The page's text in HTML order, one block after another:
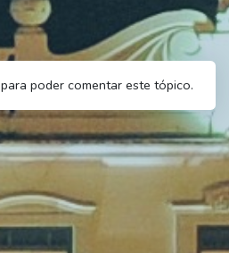
para poder comentar este tópico.